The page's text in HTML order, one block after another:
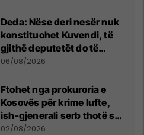
Deda: Nëse deri nesër nuk
konstituohet Kuvendi, të
gjithë deputetët do të
bëjnë shkelje të rëndë
06/08/2026
Ftohet nga prokuroria e
Kosovës për krime lufte,
ish-gjenerali serb thotë se
dikush e tradhtoi në
02/08/2026